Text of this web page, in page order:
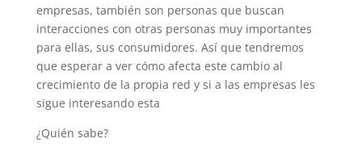
empresas, también son personas que buscan
interacciones con otras personas muy importantes
para ellas, sus consumidores. Así que tendremos
que esperar a ver cómo afecta este cambio al
crecimiento de la propia red y si a las empresas les
sigue interesando esta
¿Quién sabe?